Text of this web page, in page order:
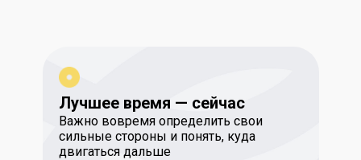
Лучшее время — сейчас
Важно вовремя определить свои
сильные стороны и понять, куда
двигаться дальше